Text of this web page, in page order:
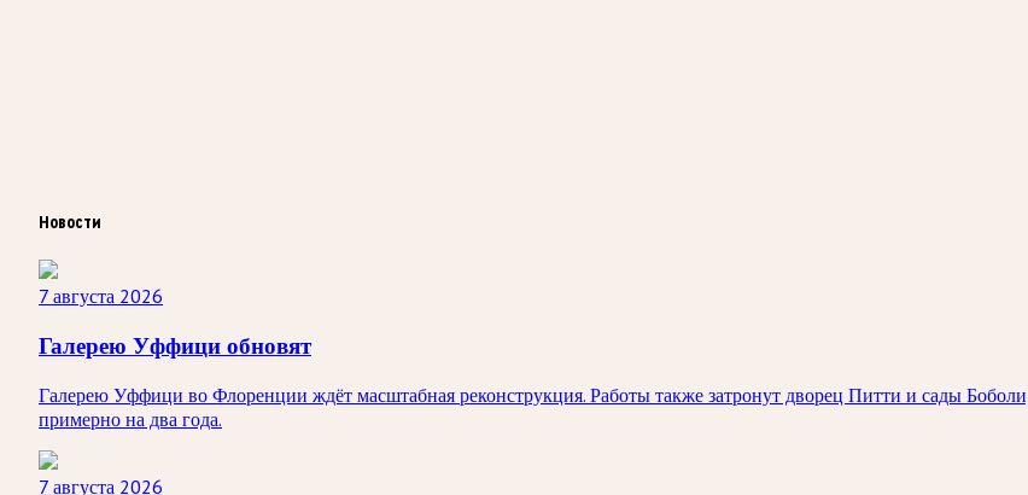
Новости
7 августа 2026
Галерею Уффици обновят
Галерею Уффици во Флоренции ждёт масштабная реконструкция. Работы также затронут дворец Питти и сады
примерно на два года.
7 августа 2026